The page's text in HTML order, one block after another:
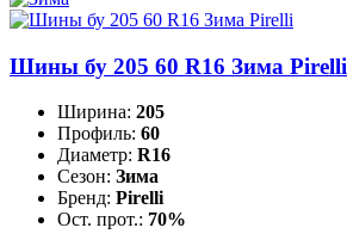
Шины бу 205 60 R16 Зима Pirelli
Ширина: 205
Профиль: 60
Диаметр: R16
Сезон: Зима
Бренд: Pirelli
Ост. прот.: 70%